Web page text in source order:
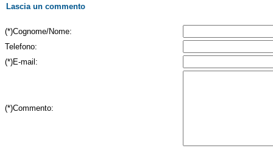
Lascia un commento
(*)Cognome/Nome:
Telefono:
(*)E-mail:
(*)Commento: